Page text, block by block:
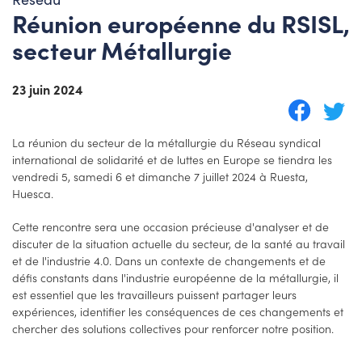
Réunion européenne du RSISL,
secteur Métallurgie
23 juin 2024
La réunion du secteur de la métallurgie du Réseau syndical
international de solidarité et de luttes en Europe se tiendra les
vendredi 5, samedi 6 et dimanche 7 juillet 2024 à Ruesta,
Huesca.
Cette rencontre sera une occasion précieuse d'analyser et de
discuter de la situation actuelle du secteur, de la santé au travail
et de l'industrie 4.0. Dans un contexte de changements et de
défis constants dans l'industrie européenne de la métallurgie, il
est essentiel que les travailleurs puissent partager leurs
expériences, identifier les conséquences de ces changements et
chercher des solutions collectives pour renforcer notre position.